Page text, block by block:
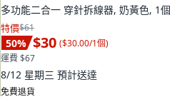
多功能二合一 穿針拆線器, 奶黃色, 1個
特價$61
50% $30 ($30.00/1個)
運費 $67
8/12 星期三 預計送達
免費退貨